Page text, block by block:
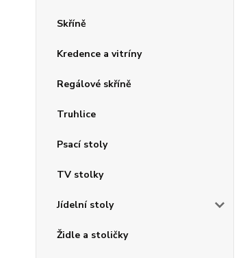
Skříně
Kredence a vitríny
Regálové skříně
Truhlice
Psací stoly
TV stolky
Jídelní stoly
Židle a stoličky